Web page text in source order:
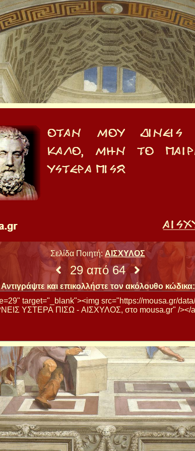
Σελίδα Ποιητή: ΑΙΣΧΥΛΟΣ
29 από 64
Αντιγράψτε και επικολλήστε τον ακόλουθο κώδικα: